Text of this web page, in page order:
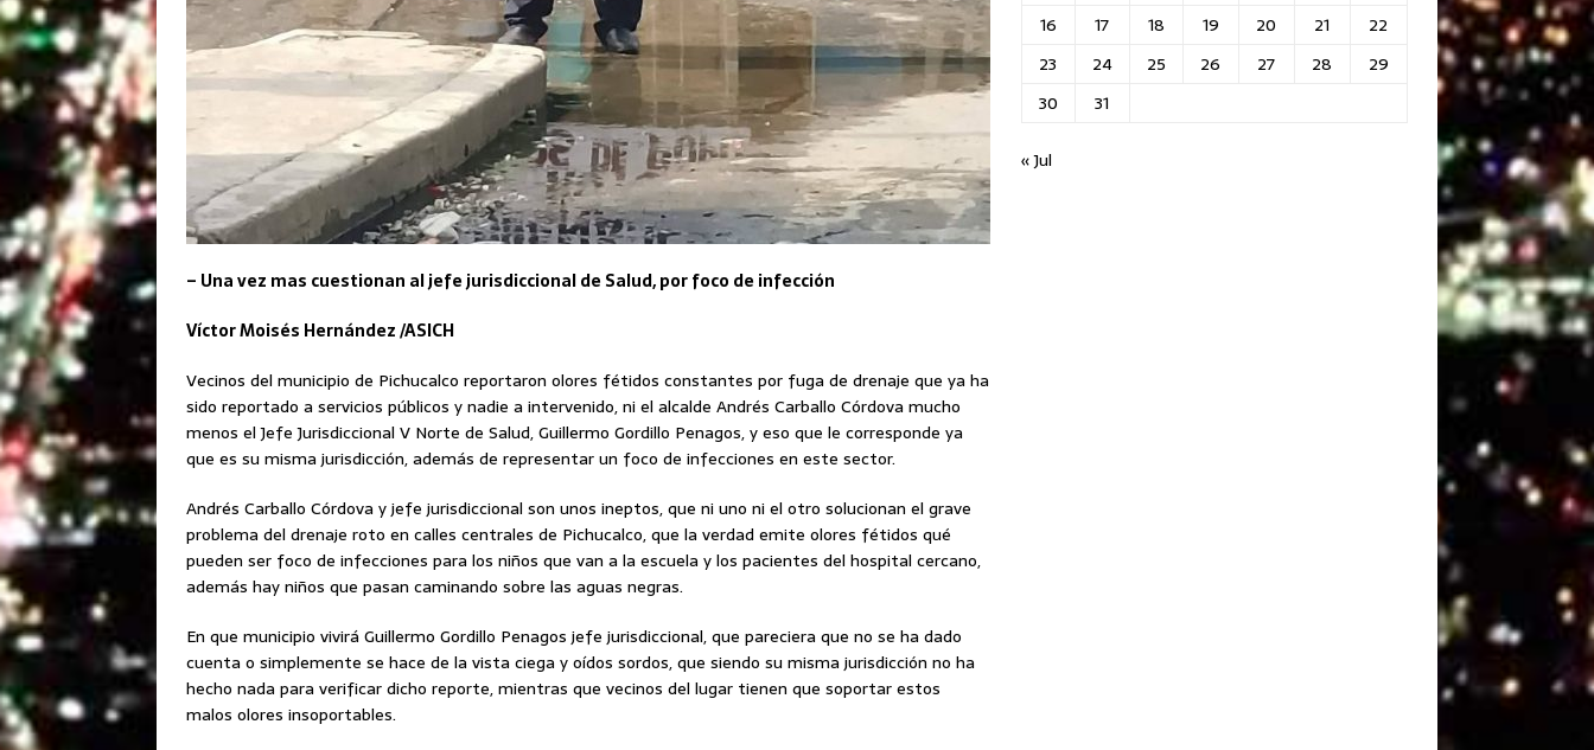
– Una vez mas cuestionan al jefe jurisdiccional de Salud, por foco de infección
Víctor Moisés Hernández /ASICH
Vecinos del municipio de Pichucalco reportaron olores fétidos constantes por fuga de drenaje que ya ha
sido reportado a servicios públicos y nadie a intervenido, ni el alcalde Andrés Carballo Córdova mucho
menos el Jefe Jurisdiccional V Norte de Salud, Guillermo Gordillo Penagos, y eso que le corresponde ya
que es su misma jurisdicción, además de representar un foco de infecciones en este sector.
Andrés Carballo Córdova y jefe jurisdiccional son unos ineptos, que ni uno ni el otro solucionan el grave
problema del drenaje roto en calles centrales de Pichucalco, que la verdad emite olores fétidos qué
pueden ser foco de infecciones para los niños que van a la escuela y los pacientes del hospital cercano,
además hay niños que pasan caminando sobre las aguas negras.
En que municipio vivirá Guillermo Gordillo Penagos jefe jurisdiccional, que pareciera que no se ha dado
cuenta o simplemente se hace de la vista ciega y oídos sordos, que siendo su misma jurisdicción no ha
hecho nada para verificar dicho reporte, mientras que vecinos del lugar tienen que soportar estos
malos olores insoportables.
16
17 18 19 20 21
22
23
24 25 26 27 28
29
30
31
« Jul